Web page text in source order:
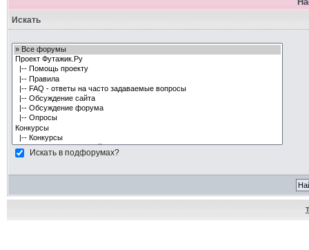
Искать
Искать в подфорумах?